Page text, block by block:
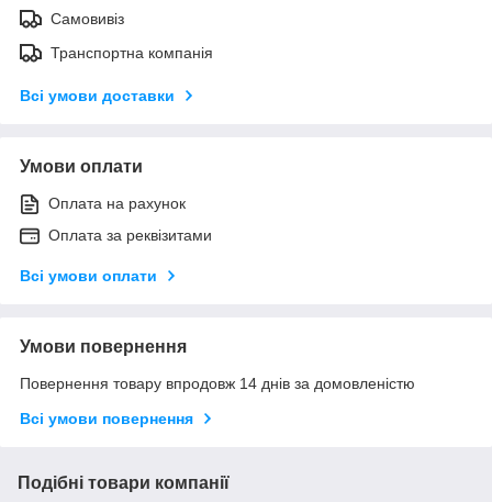
Самовивіз
Транспортна компанія
Всі умови доставки
Умови оплати
Оплата на рахунок
Оплата за реквізитами
Всі умови оплати
Умови повернення
Повернення товару впродовж 14 днів за домовленістю
Всі умови повернення
Подібні товари компанії